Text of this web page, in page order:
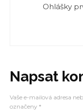
Ohlášky
Napsat
Vaše e-mailová adresa
označeny *